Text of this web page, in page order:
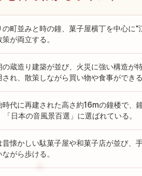
の町並みと時の鐘、菓子屋横丁を中心に
が両立する。
蔵造り建築が並び、火災に強い構造が
れ、散策しながら買い物や食事ができる
代に再建された高さ約16mの鐘楼で、
日本の音風景百選」に選ばれている。
懐かしい駄菓子屋や和菓子店が並び、
がら歩ける。